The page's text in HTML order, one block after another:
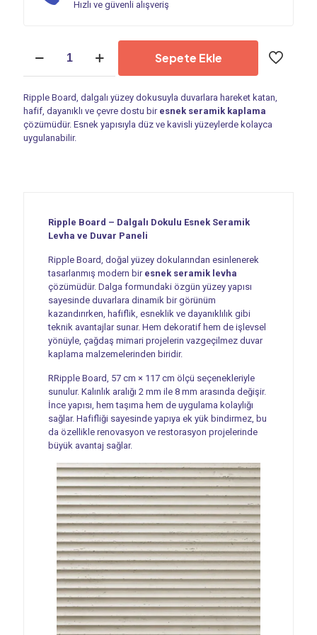
Hızlı ve güvenli alışveriş
Seramik
Ripple
Board
-
PF
Sepete Ekle
Ripple Board, dalgalı yüzey dokusuyla duvarlara hareket katan,
hafif, dayanıklı ve çevre dostu bir esnek seramik kaplama
çözümüdür. Esnek yapısıyla düz ve kavisli yüzeylerde kolayca
uygulanabilir.
Ripple Board – Dalgalı Dokulu Esnek Seramik
Levha ve Duvar Paneli
Ripple Board, doğal yüzey dokularından esinlenerek
tasarlanmış modern bir esnek seramik levha
çözümüdür. Dalga formundaki özgün yüzey yapısı
sayesinde duvarlara dinamik bir görünüm
kazandırırken, hafiflik, esneklik ve dayanıklılık gibi
teknik avantajlar sunar. Hem dekoratif hem de işlevsel
yönüyle, çağdaş mimari projelerin vazgeçilmez duvar
kaplama malzemelerinden biridir.
RRipple Board, 57 cm × 117 cm ölçü seçenekleriyle
sunulur. Kalınlık aralığı 2 mm ile 8 mm arasında değişir.
İnce yapısı, hem taşıma hem de uygulama kolaylığı
sağlar. Hafifliği sayesinde yapıya ek yük bindirmez, bu
da özellikle renovasyon ve restorasyon projelerinde
büyük avantaj sağlar.